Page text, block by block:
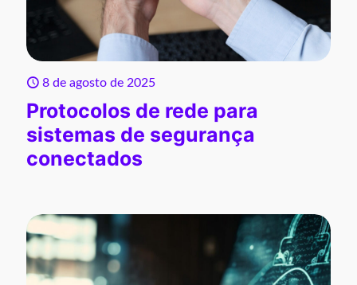
8 de agosto de 2025
Protocolos de rede para
sistemas de segurança
conectados